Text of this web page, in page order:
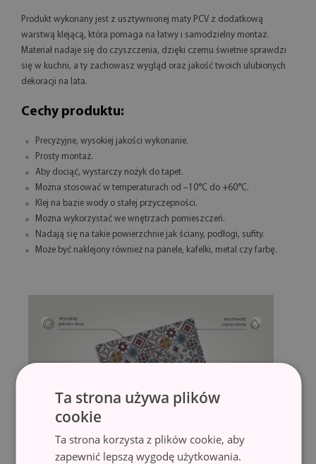
Produkt wykonany jest z usztywnionej maty PCV z dodatkową
warstwą klejącą, która pomaga na łatwy i samodzielny montaż.
Materiał nadaje się do czyszczenia, dzięki czemu świetnie sprawdzi
się w kuchni, a ty zachowasz wygląd oraz jakość twoich ulubionych
dekoracji na lata.
Cechy produktu:
Precyzyjne, wysokiej jakości wykonanie.
Prosty montaż.
Aby dociąć, wystarczy nożyk do tapet.
Można stosować w temperaturach od –10°C do +60°C.
Klej na bazie wody o stałej przyczepności.
Można wykorzystać we wnętrzach pomieszczeń.
Nadają się na takie powierzchnie jak ściany, podłogi, sufity.
Może być naklejony również na panele, kafelki, metal czy farbę.
Ta strona używa plików
cookie
Ta strona korzysta z plików cookie, aby
zapewnić lepszą wygodę użytkowania.